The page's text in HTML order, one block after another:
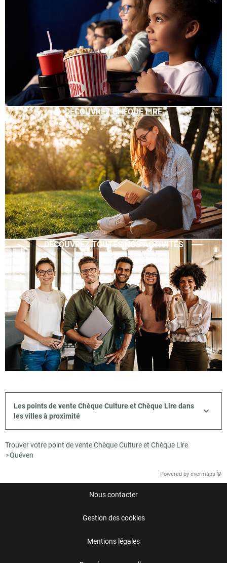
DÉCOUVREZ CHÈQUE LIRE
DÉCOUVREZ TOUTES NOS ACTIVITÉS
Les points de vente Chèque Culture et Chèque Lire dans
les villes à proximité
Trouver votre point de vente Chèque Culture et Chèque Lire
>Quéven
Powered by evermaps ©
Nous contacter
Gestion des cookies
Mentions légales